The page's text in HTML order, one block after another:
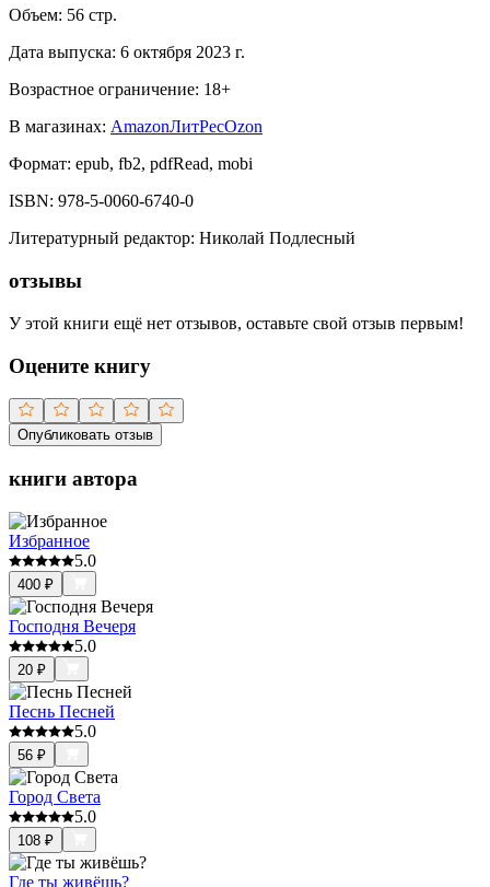
Объем: 56 стр.
Дата выпуска: 6 октября 2023 г.
Возрастное ограничение: 18+
В магазинах: AmazonЛитРесOzon
Формат: epub, fb2, pdfRead, mobi
ISBN: 978-5-0060-6740-0
Литературный редактор: Николай Подлесный
отзывы
У этой книги ещё нет отзывов, оставьте свой отзыв первым!
Оцените книгу
Опубликовать отзыв
книги автора
Избранное
5.0
400 ₽
Господня Вечеря
5.0
20 ₽
Песнь Песней
5.0
56 ₽
Город Света
5.0
108 ₽
Где ты живёшь?